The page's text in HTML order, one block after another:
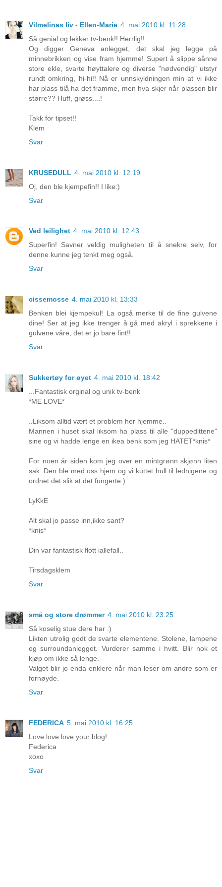
Vilmelinas liv - Ellen-Marie 4. mai 2010 kl. 11:28
Så genial og lekker tv-benk!! Herrlig!!
Og digger Geneva anlegget, det skal jeg legge på
minnebrikken og vise fram hjemme! Supert å slippe sånne
store ekle, svarte høyttalere og diverse "nødvendig" utstyr
rundt omkring, hi-hi!! Nå er unnskyldningen min at vi ikke
har plass tilå ha det framme, men hva skjer når plassen blir
større?? Huff, grøss....!
Takk for tipset!!
Klem
Svar
KRUSEDULL 4. mai 2010 kl. 12:19
Oj, den ble kjempefin!! I like:)
Svar
Ved leilighet 4. mai 2010 kl. 12:43
Superfin! Savner veldig muligheten til å snekre selv, for
denne kunne jeg tenkt meg også.
Svar
cissemosse 4. mai 2010 kl. 13:33
Benken blei kjempekul! La også merke til de fine gulvene
dine! Ser at jeg ikke trenger å gå med akryl i sprekkene i
gulvene våre, det er jo bare fint!!
Svar
Sukkertøy for øyet 4. mai 2010 kl. 18:42
...Fantastisk orginal og unik tv-benk
*ME LOVE*
..Liksom alltid vært et problem her hjemme..
Mannen i huset skal liksom ha plass til alle "duppedittene"
sine og vi hadde lenge en ikea benk som jeg HATET*knis*
For noen år siden kom jeg over en mintgrønn skjønn liten
sak..Den ble med oss hjem og vi kuttet hull til lednigene og
ordnet det slik at det fungerte:)
LyKkE
Alt skal jo passe inn,ikke sant?
*knis*
Din var fantastisk flott iallefall..
Tirsdagsklem
Svar
små og store drømmer 4. mai 2010 kl. 23:25
Så koselig stue dere har :)
Likten utrolig godt de svarte elementene. Stolene, lampene
og surroundanlegget. Vurderer samme i hvitt. Blir nok et
kjøp om ikke så lenge.
Valget blir jo enda enklere når man leser om andre som er
fornøyde.
Svar
FEDERICA 5. mai 2010 kl. 16:25
Love love love your blog!
Federica
xoxo
Svar